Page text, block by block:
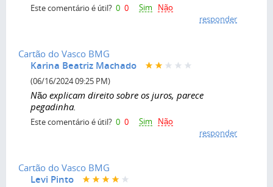
Este comentário é útil? 0 0 Sim
Não
responder
Cartão do Vasco BMG
Karina Beatriz Machado
(06/16/2024 09:25 PM)
Não explicam direito sobre os juros, parece
pegadinha.
Este comentário é útil? 0 0 Sim
Não
responder
Cartão do Vasco BMG
Levi Pinto